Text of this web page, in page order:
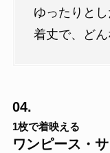
ゆったりと
着丈で、ど
04.
1枚で着映える
ワンピース・